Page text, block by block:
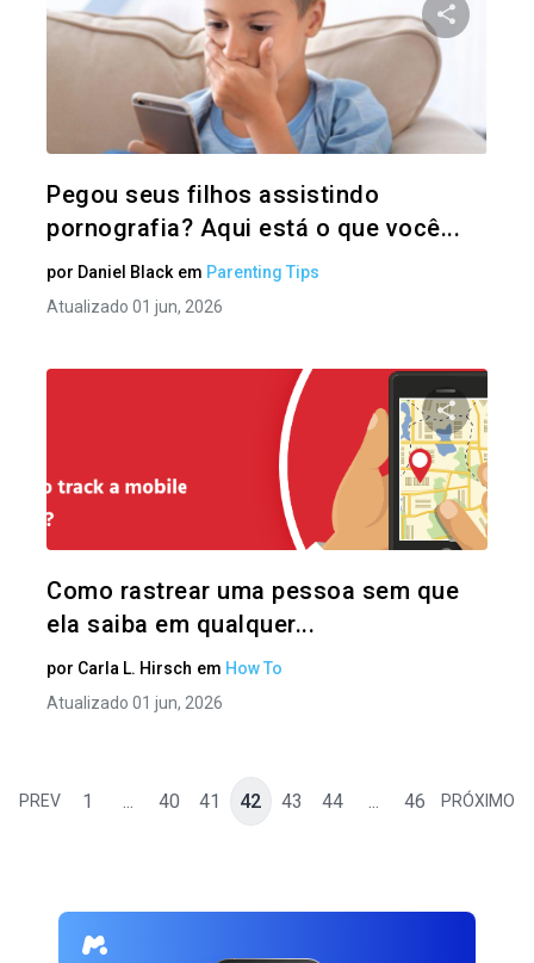
Pegou seus filhos assistindo
pornografia? Aqui está o que você...
por Daniel Black em Parenting Tips
Atualizado 01 jun, 2026
Como rastrear uma pessoa sem que
ela saiba em qualquer...
por Carla L. Hirsch em How To
Atualizado 01 jun, 2026
PREV 1 ... 40 41 42 43 44 ... 46 PRÓXIMO